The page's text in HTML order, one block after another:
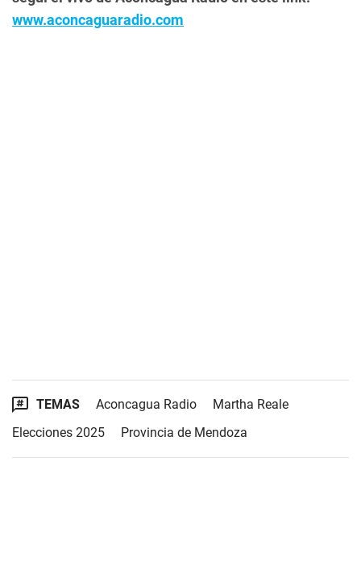
www.aconcaguaradio.com
TEMAS Aconcagua Radio
Martha Reale
Elecciones 2025
Provincia de Mendoza